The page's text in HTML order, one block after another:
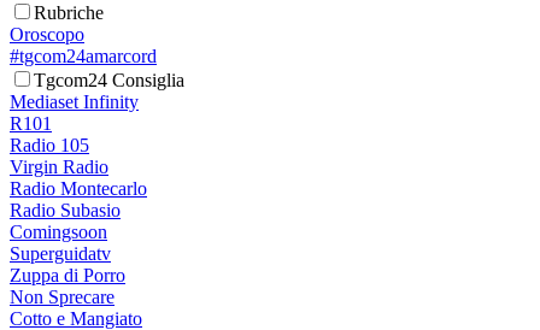
Rubriche
Oroscopo
#tgcom24amarcord
Tgcom24 Consiglia
Mediaset Infinity
R101
Radio 105
Virgin Radio
Radio Montecarlo
Radio Subasio
Comingsoon
Superguidatv
Zuppa di Porro
Non Sprecare
Cotto e Mangiato